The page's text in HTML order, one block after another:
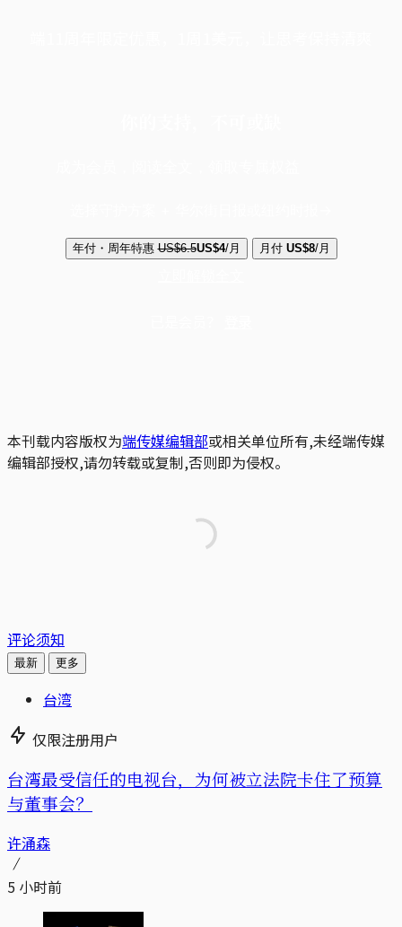
年付・周年特惠 US$6.5US$4/月 月付 US$8/月
本刊载内容版权为端传媒编辑部或相关单位所有,未经端传媒
编辑部授权,请勿转载或复制,否则即为侵权。
评论须知
最新 更多
台湾
仅限注册用户
台湾最受信任的电视台，为何被立法院卡住了预算
与董事会？
许涌森
5 小时前